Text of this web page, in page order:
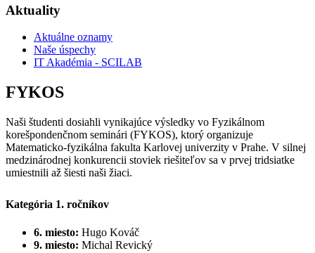
Aktuality
Aktuálne oznamy
Naše úspechy
IT Akadémia - SCILAB
FYKOS
Naši študenti dosiahli vynikajúce výsledky vo Fyzikálnom
korešpondenčnom seminári (FYKOS), ktorý organizuje
Matematicko-fyzikálna fakulta Karlovej univerzity v Prahe. V silnej
medzinárodnej konkurencii stoviek riešiteľov sa v prvej tridsiatke
umiestnili až šiesti naši žiaci.
Kategória 1. ročníkov
6. miesto: Hugo Kováč
9. miesto: Michal Revický